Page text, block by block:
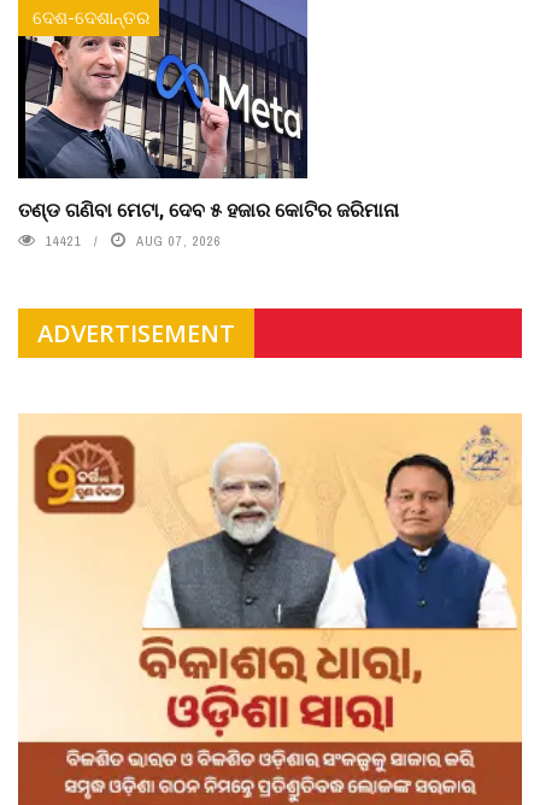
ଦେଶ-ଦେଶାନ୍ତର
ତଣ୍ଡ ଗଣିବା ମେଟା, ଦେବ ୫ ହଜାର କୋଟିର ଜରିମାନା
14421 AUG 07, 2026
ADVERTISEMENT